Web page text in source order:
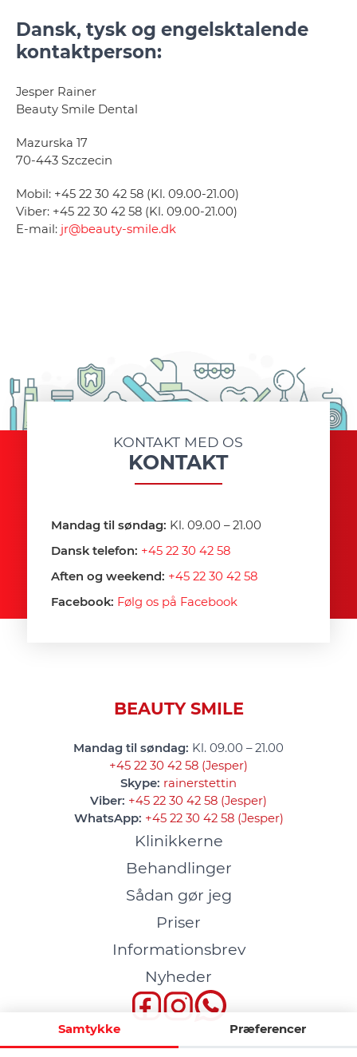
Dansk, tysk og engelsktalende
kontaktperson:
Jesper Rainer
Beauty Smile Dental
Mazurska 17
70-443 Szczecin
Mobil: +45 22 30 42 58 (Kl. 09.00-21.00)
Viber: +45 22 30 42 58 (Kl. 09.00-21.00)
E-mail: jr@beauty-smile.dk
KONTAKT MED OS
KONTAKT
Mandag til søndag: Kl. 09.00 – 21.00
Dansk telefon: +45 22 30 42 58
Aften og weekend: +45 22 30 42 58
Facebook: Følg os på Facebook
BEAUTY SMILE
Mandag til søndag: Kl. 09.00 – 21.00
+45 22 30 42 58 (Jesper)
Skype: rainerstettin
Viber: +45 22 30 42 58 (Jesper)
WhatsApp: +45 22 30 42 58 (Jesper)
Klinikkerne
Behandlinger
Sådan gør jeg
Priser
Informationsbrev
Nyheder
Samtykke Præferencer